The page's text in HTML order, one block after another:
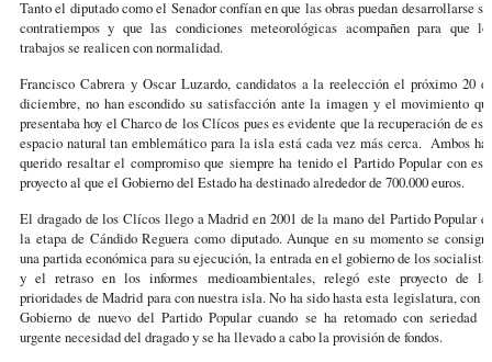
Tanto el diputado como el Senador confían en que las obras puedan desarrollarse
contratiempos y que las condiciones meteorológicas acompañen para que
trabajos se realicen con normalidad.
Francisco Cabrera y Oscar Luzardo, candidatos a la reelección el próximo 20
diciembre, no han escondido su satisfacción ante la imagen y el movimiento
presentaba hoy el Charco de los Clícos pues es evidente que la recuperación de
espacio natural tan emblemático para la isla está cada vez más cerca. Ambos
querido resaltar el compromiso que siempre ha tenido el Partido Popular con
proyecto al que el Gobierno del Estado ha destinado alrededor de 700.000 euros.
El dragado de los Clícos llego a Madrid en 2001 de la mano del Partido Popular
la etapa de Cándido Reguera como diputado. Aunque en su momento se
una partida económica para su ejecución, la entrada en el gobierno de los
y el retraso en los informes medioambientales, relegó este proyecto de
prioridades de Madrid para con nuestra isla. No ha sido hasta esta legislatura, con
Gobierno de nuevo del Partido Popular cuando se ha retomado con seriedad
urgente necesidad del dragado y se ha llevado a cabo la provisión de fondos.